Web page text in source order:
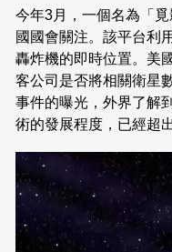
今年3月，一個名為「
國國會關注。該平台利
轟炸機的即時位置。美
客公司是否將相關衛星
事件的曝光，外界了解
術的發展程度，已經超